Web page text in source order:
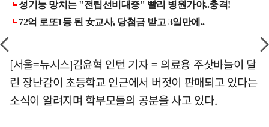
[서울=뉴시스]김윤혁 인턴 기자 = 의료용 주삿바늘이 달
린 장난감이 초등학교 인근에서 버젓이 판매되고 있다는
소식이 알려지며 학부모들의 공분을 사고 있다.